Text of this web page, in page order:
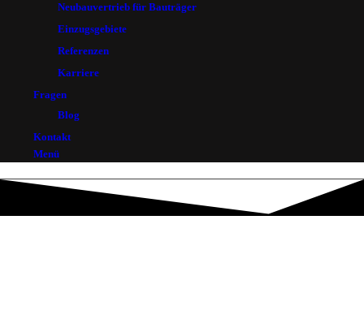
Neubauvertrieb für Bauträger
Einzugsgebiete
Referenzen
Karriere
Fragen
Blog
Kontakt
Menü